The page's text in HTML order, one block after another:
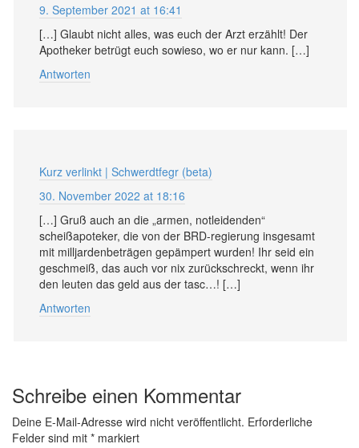
9. September 2021 at 16:41
[…] Glaubt nicht alles, was euch der Arzt erzählt! Der
Apotheker betrügt euch sowieso, wo er nur kann. […]
Antworten
Kurz verlinkt | Schwerdtfegr (beta)
30. November 2022 at 18:16
[…] Gruß auch an die „armen, notleidenden“
scheißapoteker, die von der BRD-regierung insgesamt
mit milljardenbeträgen gepämpert wurden! Ihr seid ein
geschmeiß, das auch vor nix zurückschreckt, wenn ihr
den leuten das geld aus der tasc…! […]
Antworten
Schreibe einen Kommentar
Deine E-Mail-Adresse wird nicht veröffentlicht. Erforderliche
Felder sind mit * markiert